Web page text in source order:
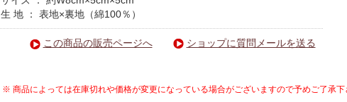
生 地 ： 表地×裏地（綿100％）
この商品の販売ページへ ショップに質問メールを送る
※ 商品によっては在庫切れや価格が変更になっている場合がございますので予めご了承下